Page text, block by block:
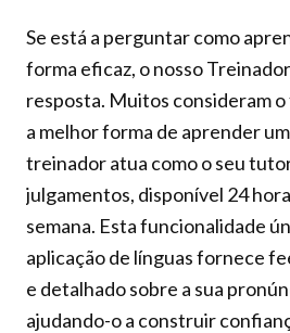
Se está a perguntar como
forma eficaz, o nosso
resposta. Muitos consideram
a melhor forma de aprender
treinador atua como o seu
julgamentos, disponível 24
semana. Esta funcionalidade
aplicação de línguas fornece
e detalhado sobre a sua
ajudando-o a construir